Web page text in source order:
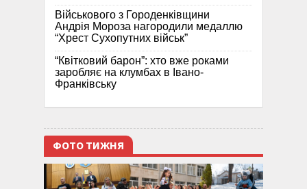
Військового з Городенківщини
Андрія Мороза нагородили медаллю
“Хрест Сухопутних військ”
“Квітковий барон”: хто вже роками
заробляє на клумбах в Івано-
Франківську
ФОТО ТИЖНЯ